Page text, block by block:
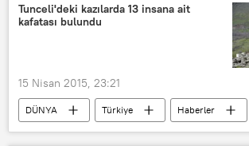
Tunceli'deki kazılarda 13 insana ait
kafatası bulundu
15 Nisan 2015, 23:21
DÜNYA Türkiye
Haberler
TÜRKİYE
Tunceli